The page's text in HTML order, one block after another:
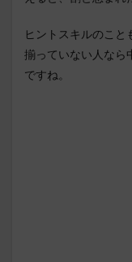
ヒントスキルのこと
揃っていない人なら
ですね。